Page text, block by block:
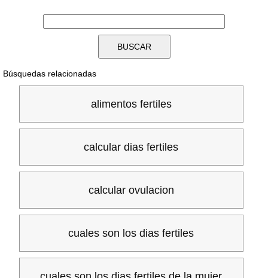
Búsquedas relacionadas
alimentos fertiles
calcular dias fertiles
calcular ovulacion
cuales son los dias fertiles